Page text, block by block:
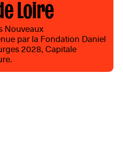
Loire
Nouveaux
par la Fondation Daniel
2028, Capitale